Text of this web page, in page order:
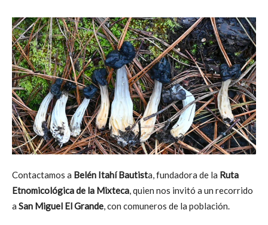
Contactamos a Belén Itahí Bautista, fundadora de la Ruta
Etnomicológica de la Mixteca, quien nos invitó a un recorrido
a San Miguel El Grande, con comuneros de la población.